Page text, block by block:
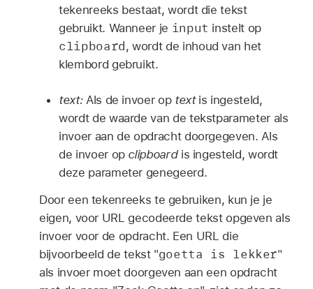
tekenreeks bestaat, wordt die tekst
gebruikt. Wanneer je input instelt op
clipboard, wordt de inhoud van het
klembord gebruikt.
text:Als de invoer op textis ingesteld,
wordt de waarde van de tekstparameter als
invoer aan de opdracht doorgegeven. Als
de invoer op clipboardis ingesteld, wordt
deze parameter genegeerd.
Door een tekenreeks te gebruiken, kun je je
eigen, voor URL gecodeerde tekst opgeven als
invoer voor de opdracht. Een URL die
bijvoorbeeld de tekst "goetta is lekker"
als invoer moet doorgeven aan een opdracht